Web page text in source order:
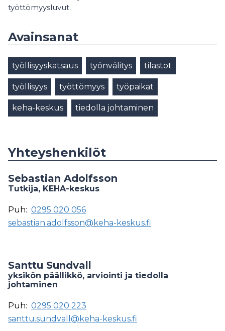
työttömyysluvut.
Avainsanat
työllisyyskatsaus työnvälitys tilastot
työllisyys työttömyys työpaikat
keha-keskus tiedolla johtaminen
Yhteyshenkilöt
Sebastian Adolfsson
Tutkija, KEHA-keskus
Puh: 0295 020 056
sebastian.adolfsson@keha-keskus.fi
Santtu Sundvall
yksikön päällikkö, arviointi ja tiedolla
johtaminen
Puh: 0295 020 223
santtu.sundvall@keha-keskus.fi